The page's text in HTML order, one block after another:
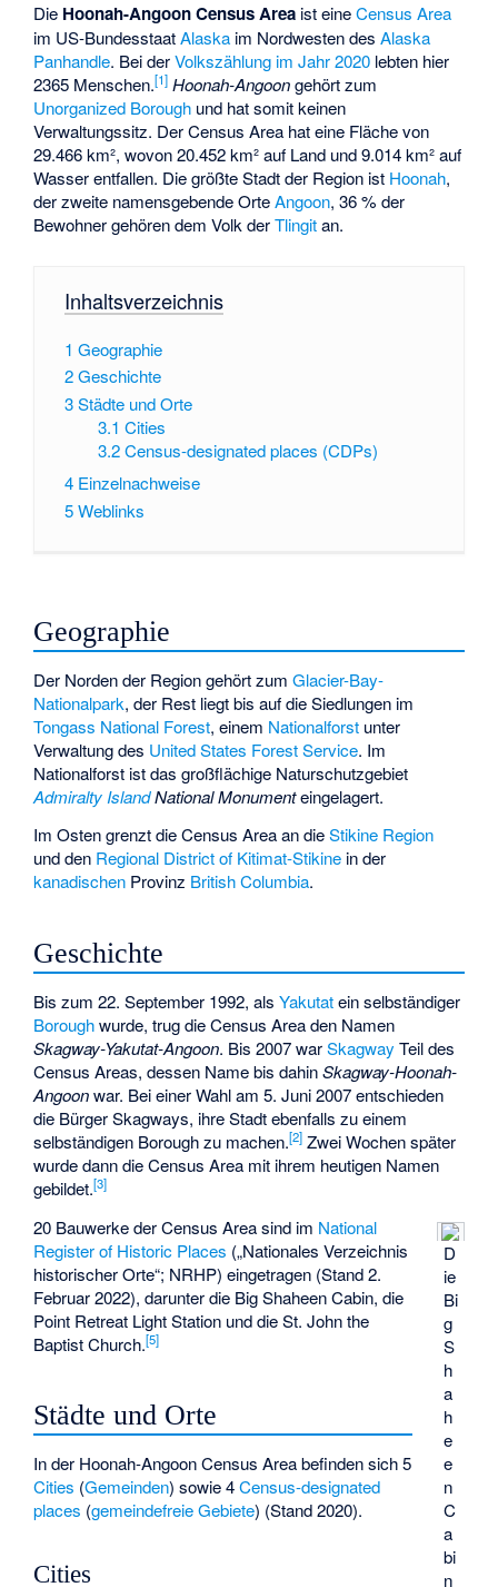
Die Hoonah-Angoon Census Area ist eineCensus Area
im US-BundesstaatAlaska im Nordwesten desAlaska
Panhandle. Bei derVolkszählung im Jahr 2020 lebten hier
2365 Menschen.[1] Hoonah-Angoongehört zum
Unorganized Borough und hat somit keinen
Verwaltungssitz. Der Census Area hat eine Fläche von
29.466 km², wovon 20.452 km² auf Land und 9.014 km² auf
Wasser entfallen. Die größte Stadt der Region ist Hoonah,
der zweite namensgebende OrteAngoon, 36 % der
Bewohner gehören dem Volk derTlingitan.
Inhaltsverzeichnis
1 Geographie
2Geschichte
3Städte und Orte
3.1 Cities
3.2 Census-designated places (CDPs)
4 Einzelnachweise
5Weblinks
Geographie
Der Norden der Region gehört zumGlacier-Bay-
Nationalpark, der Rest liegt bis auf die Siedlungen im
Tongass National Forest, einem Nationalforst unter
Verwaltung des United States Forest Service. Im
Nationalforst ist das großflächige Naturschutzgebiet
Admiralty IslandNational Monumenteingelagert.
Im Osten grenzt die Census Area an dieStikine Region
und den Regional District of Kitimat-Stikine in der
kanadischen Provinz British Columbia.
Geschichte
Bis zum 22. September 1992, alsYakutatein selbständiger
Boroughwurde, trug die Census Area den Namen
Skagway-Yakutat-Angoon. Bis 2007 warSkagway Teil des
Census Areas, dessen Name bis dahinSkagway-Hoonah-
Angoonwar. Bei einer Wahl am 5. Juni 2007 entschieden
die Bürger Skagways, ihre Stadt ebenfalls zu einem
selbständigen Borough zu machen.[2] Zwei Wochen später
wurde dann die Census Area mit ihrem heutigen Namen
gebildet.[3]
D
ie
Bi
g
S
h
a
h
e
e
n
C
a
bi
n
20 Bauwerke der Census Area sind im National
Register of Historic Places („Nationales Verzeichnis
historischer Orte“; NRHP) eingetragen (Stand 2.
Februar 2022), darunter die Big Shaheen Cabin, die
Point Retreat Light Station und dieSt. John the
Baptist Church.[5]
Städte und Orte
In der Hoonah-Angoon Census Area befinden sich 5
Cities (Gemeinden) sowie 4Census-designated
places (gemeindefreie Gebiete) (Stand 2020).
Cities